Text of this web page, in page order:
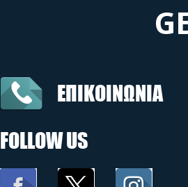
ΕΠΙΚΟΙΝΩΝΙΑ
FOLLOW US